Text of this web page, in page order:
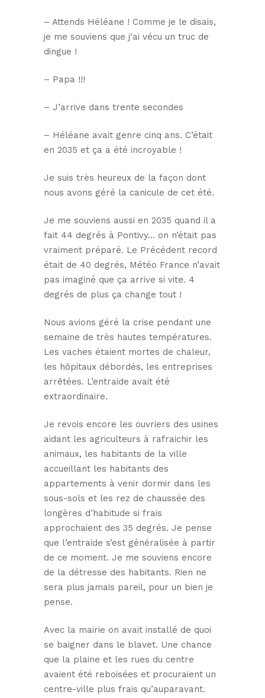
– Attends Héléane ! Comme je le disais,
je me souviens que j‘ai vécu un truc de
dingue !
– Papa !!!
– J’arrive dans trente secondes
– Héléane avait genre cinq ans. C’était
en 2035 et ça a été incroyable !
Je suis très heureux de la façon dont
nous avons géré la canicule de cet été.
Je me souviens aussi en 2035 quand il a
fait 44 degrés à Pontivy… on n’était pas
vraiment préparé. Le Précédent record
était de 40 degrés, Météo France n’avait
pas imaginé que ça arrive si vite. 4
degrés de plus ça change tout !
Nous avions géré la crise pendant une
semaine de très hautes températures.
Les vaches étaient mortes de chaleur,
les hôpitaux débordés, les entreprises
arrêtées. L’entraide avait été
extraordinaire.
Je revois encore les ouvriers des usines
aidant les agriculteurs à rafraichir les
animaux, les habitants de la ville
accueillant les habitants des
appartements à venir dormir dans les
sous-sols et les rez de chaussée des
longères d’habitude si frais
approchaient des 35 degrés. Je pense
que l’entraide s’est généralisée à partir
de ce moment. Je me souviens encore
de la détresse des habitants. Rien ne
sera plus jamais pareil, pour un bien je
pense.
Avec la mairie on avait installé de quoi
se baigner dans le blavet. Une chance
que la plaine et les rues du centre
avaient été reboisées et procuraient un
centre-ville plus frais qu’auparavant.